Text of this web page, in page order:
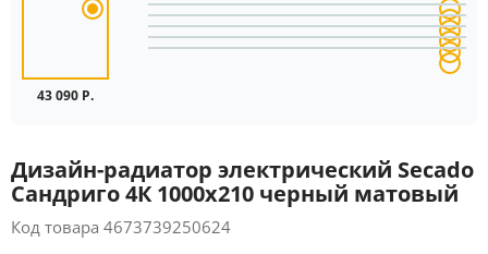
43 090 Р.
Дизайн-радиатор электрический Secado
Сандриго 4К 1000x210 черный матовый
Код товара 4673739250624